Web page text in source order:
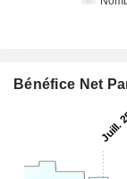
Bénéfice Net